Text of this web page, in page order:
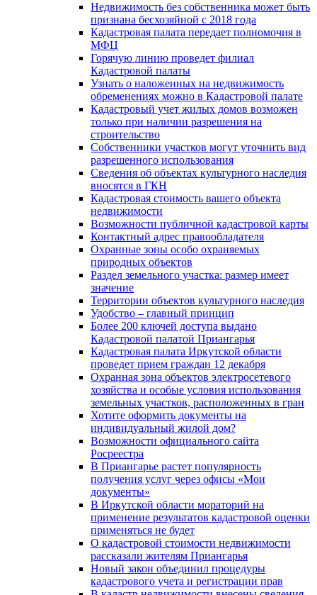
Недвижимость без собственника может быть
признана бесхозяйной с 2018 года
Кадастровая палата передает полномочия в
МФЦ
Горячую линию проведет филиал
Кадастровой палаты
Узнать о наложенных на недвижимость
обременениях можно в Кадастровой палате
Кадастровый учет жилых домов возможен
только при наличии разрешения на
строительство
Собственники участков могут уточнить вид
разрешенного использования
Сведения об объектах культурного наследия
вносятся в ГКН
Кадастровая стоимость вашего объекта
недвижимости
Возможности публичной кадастровой карты
Контактный адрес правообладателя
Охранные зоны особо охраняемых
природных объектов
Раздел земельного участка: размер имеет
значение
Территории объектов культурного наследия
Удобство – главный принцип
Более 200 ключей доступа выдано
Кадастровой палатой Приангарья
Кадастровая палата Иркутской области
проведет прием граждан 12 декабря
Охранная зона объектов электросетевого
хозяйства и особые условия использования
земельных участков, расположенных в гран
Хотите оформить документы на
индивидуальный жилой дом?
Возможности официального сайта
Росреестра
В Приангарье растет популярность
получения услуг через офисы «Мои
документы»
В Иркутской области мораторий на
применение результатов кадастровой оценки
применяться не будет
О кадастровой стоимости недвижимости
рассказали жителям Приангарья
Новый закон объединил процедуры
кадастрового учета и регистрации прав